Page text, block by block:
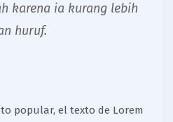
karena ia kurang lebih
huruf.
popular, el texto de Lorem